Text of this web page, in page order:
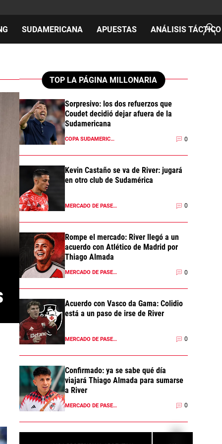
SUDAMERICANA APUESTAS ANÁLISIS TÁCTICO
día
TOP LA PÁGINA MILLONARIA
Sorpresivo: los dos refuerzos que
Coudet decidió dejar afuera de la
Sudamericana
COPA SUDAMERICANA 2026 0
Kevin Castaño se va de River: jugará
en otro club de Sudamérica
MERCADO DE PASES 2026 0
Rompe el mercado: River llegó a un
acuerdo con Atlético de Madrid por
Thiago Almada
MERCADO DE PASES 2026 0
Acuerdo con Vasco da Gama: Colidio
está a un paso de irse de River
MERCADO DE PASES 2026 0
Confirmado: ya se sabe qué día
viajará Thiago Almada para sumarse
a River
MERCADO DE PASES 2026 0